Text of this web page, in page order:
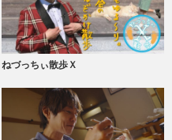
ねづっちぃ散歩Ｘ